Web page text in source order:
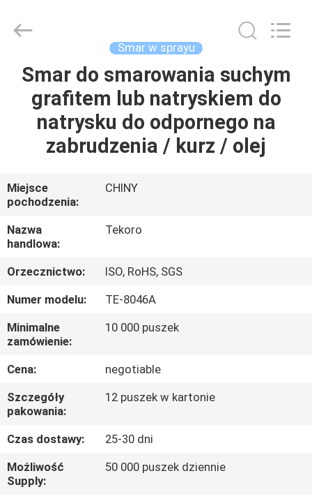
DO
DOMU
PRODUKTY
O
NAS
WYCIECZKA
PO
FABRYCE
KONTROLA
JAKOŚCI
SKONTAKTUJ
SIĘ
Z
NAMI
INDUSTRY
Reserved.
Smar w sprayu
Smar do smarowania suchym
grafitem lub natryskiem do
natrysku do odpornego na
zabrudzenia / kurz / olej
Miejsce
pochodzenia:
CHINY
Nazwa
handlowa:
Tekoro
Orzecznictwo:
ISO, RoHS, SGS
Numer modelu:
TE-8046A
Minimalne
zamówienie:
10 000 puszek
Cena:
negotiable
Szczegóły
pakowania:
12 puszek w kartonie
Czas dostawy:
25-30 dni
Możliwość
Supply:
50 000 puszek dziennie